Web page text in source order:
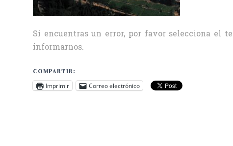
Si encuentras un error, por favor selecciona el
informarnos.
COMPARTIR:
Imprimir Correo electrónico